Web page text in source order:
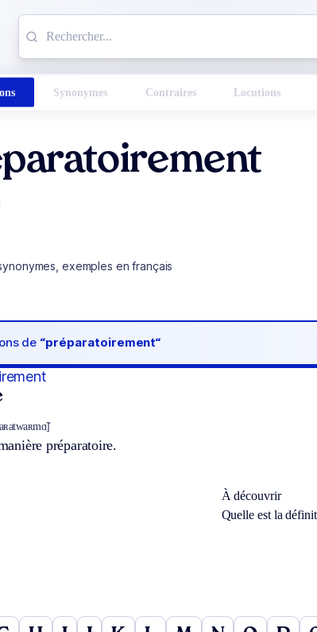
Synonymes Contraires Locutions
exemples en français
de “préparatoirement“
préparatoire.
À découvrir
Quelle est la